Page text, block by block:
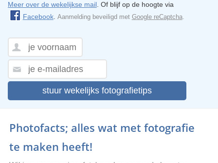
Meer over de wekelijkse mail. Of blijf op de hoogte via
Facebook. Aanmelding beveiligd met Google reCaptcha.
stuur wekelijks fotografietips
Photofacts; alles wat met fotografie
te maken heeft!